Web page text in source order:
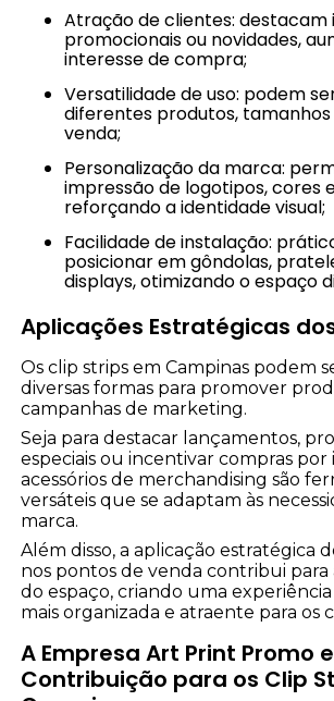
Atração de clientes: destacam itens
promocionais ou novidades,
interesse de compra;
Versatilidade de uso: podem ser adaptados a
diferentes produtos,
venda;
Personalização da marca: permitem
impressão de logotipos, cores
reforçando a identidade visual;
Facilidade de instalação: práticos de
posicionar em gôndolas,
displays, otimizando o espaço
Aplicações Estratégicas
Os clip strips em Campinas podem
diversas formas para promover
campanhas de marketing.
Seja para destacar lançamentos,
especiais ou incentivar compras por
acessórios de merchandising são
versáteis que se adaptam às
marca.
Além disso, a aplicação estratégica
nos pontos de venda contribui para
do espaço, criando uma
mais organizada e atraente para os
A Empresa Art Print Promo
Contribuição para os Clip